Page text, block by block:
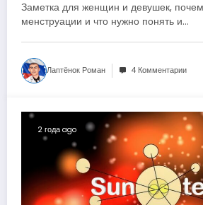
Заметка для женщин и девушек,
менструации и что нужно понять и…
Лаптёнок Роман 4 Комментарии
2 года ago